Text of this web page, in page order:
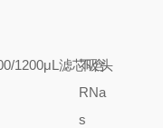
不含
RNa
s